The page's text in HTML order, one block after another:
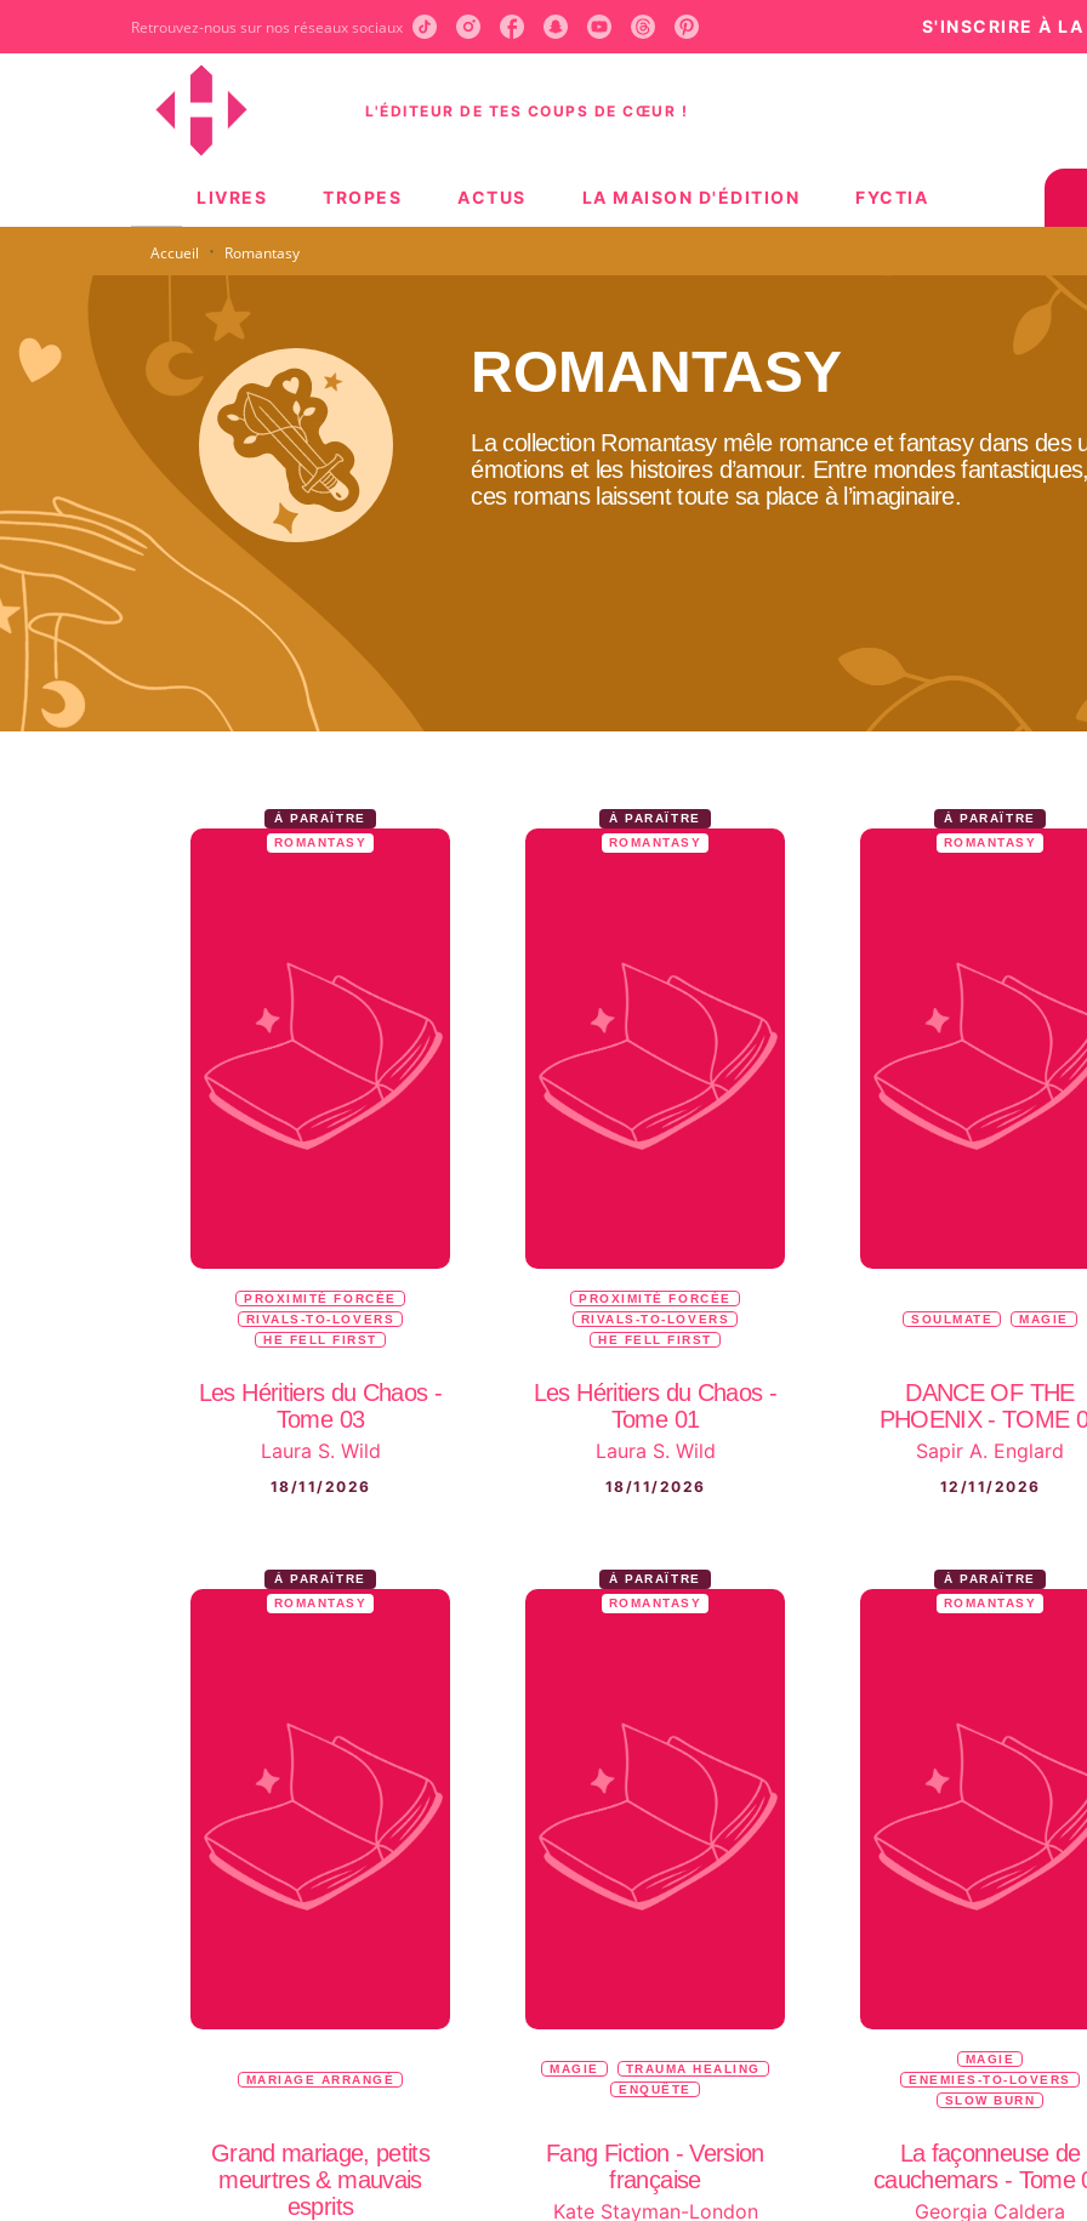
CONTENU PIED DE PAGE
Retrouvez-nous sur nos réseaux sociaux S'INSCRIRE À
L'ÉDITEUR DE TES COUPS DE CŒUR !
LIVRES TROPES ACTUS LA MAISON D'ÉDITION FYCTIA
Accueil · Romantasy
ROMANTASY
La collection Romantasy mêle romance et fantasy dans des
émotions et les histoires d’amour. Entre mondes
ces romans laissent toute sa place à l’imaginaire.
À PARAÎTRE
ROMANTASY
PROXIMITÉ FORCÉE
RIVALS-TO-LOVERS
HE FELL FIRST
Les Héritiers du Chaos -
Tome 03
Laura S. Wild
18/11/2026
À PARAÎTRE
ROMANTASY
PROXIMITÉ FORCÉE
RIVALS-TO-LOVERS
HE FELL FIRST
Les Héritiers du Chaos -
Tome 01
Laura S. Wild
18/11/2026
À PARAÎTRE
ROMANTASY
SOULMATE MAGIE
DANCE OF THE
PHOENIX - TOME
Sapir A. Englard
12/11/2026
À PARAÎTRE
ROMANTASY
MARIAGE ARRANGÉ
Grand mariage, petits
meurtres & mauvais
esprits
À PARAÎTRE
ROMANTASY
MAGIE
TRAUMA HEALING
ENQUÊTE
Fang Fiction - Version
française
Kate Stayman-London
À PARAÎTRE
ROMANTASY
MAGIE
ENEMIES-TO-LOVERS
SLOW BURN
La façonneuse de
cauchemars - Tome
Georgia Caldera